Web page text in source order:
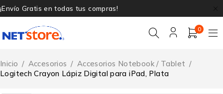
¡Envío Gratis en todas tus compras!
0
Inicio / Accesorios / Accesorios Notebook / Tablet /
Logitech Crayon Lápiz Digital para iPad, Plata